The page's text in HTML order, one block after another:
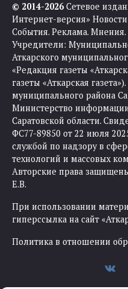
© 2014-2026Сетевое
Интернет-версия»
События. Реклама.
Учредители:
Аткарского
«Редакция газеты
газеты «Аткарская
муниципального района
Министерство
Саратовской области.
ФС77-89850 от 22 июля
службой по надзору в
технологий и массовых
Авторские права
Е.В.
При использовании
гиперссылка на сайт
Политика в отношении